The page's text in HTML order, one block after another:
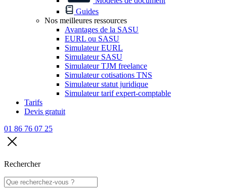
Guides
Nos meilleures ressources
Avantages de la SASU
EURL ou SASU
Simulateur EURL
Simulateur SASU
Simulateur TJM freelance
Simulateur cotisations TNS
Simulateur statut juridique
Simulateur tarif expert-comptable
Tarifs
Devis gratuit
01 86 76 07 25
Rechercher